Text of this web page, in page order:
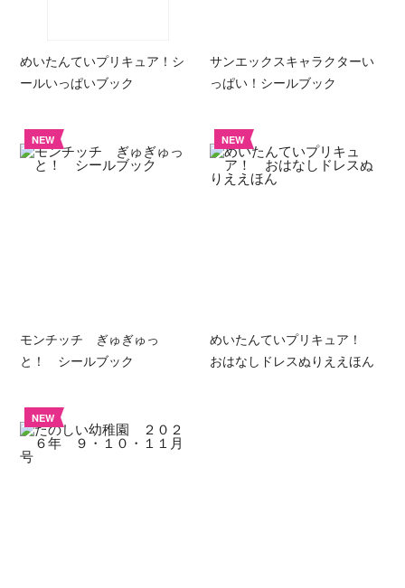
めいたんていプリキュア！シ
ールいっぱいブック
サンエックスキャラクターい
っぱい！シールブック
NEW
モンチッチ ぎゅぎゅっ
と！ シールブック
NEW
めいたんていプリキュア！
おはなしドレスぬりええほん
NEW